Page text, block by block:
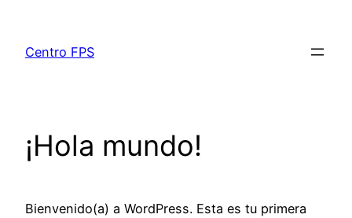
Centro FPS
¡Hola mundo!
Bienvenido(a) a WordPress. Esta es tu primera